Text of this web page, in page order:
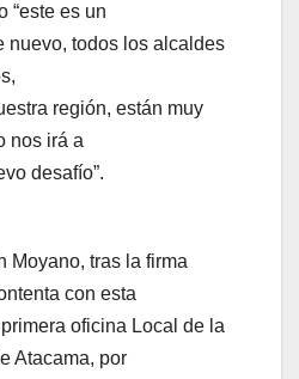
“este es un
nuevo, todos los alcaldes
región, están muy
nos irá a
desafío”.
Moyano, tras la firma
con esta
oficina Local de la
Atacama, por